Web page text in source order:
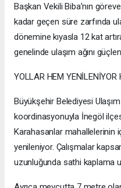
Başkan Vekili Biba’nın
kadar geçen süre zarfında
dönemine kıyasla 12 kat
genelinde ulaşım ağını
YOLLAR HEM YENİLENİYOR
Büyükşehir Belediyesi Ulaşım
koordinasyonuyla İnegöl
Karahasanlar mahallelerinin
yenileniyor. Çalışmalar
uzunluğunda sathi kaplama